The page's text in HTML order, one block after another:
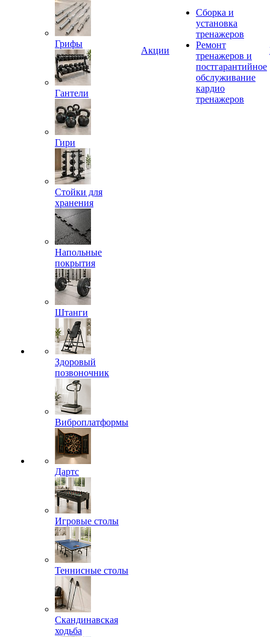
Грифы
Гантели
Гири
Стойки для
хранения
Напольные
покрытия
Штанги
Здоровый
позвоночник
Виброплатформы
Дартс
Игровые столы
Теннисные столы
Скандинавская
ходьба
Акции
Сборка и
установка
тренажеров
Ремонт
тренажеров и
постгарантийное
обслуживание
кардио
тренажеров